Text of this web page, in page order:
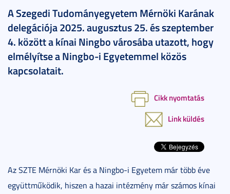
A Szegedi Tudományegyetem Mérnöki Karának
delegációja 2025. augusztus 25. és szeptember
4. között a kínai Ningbo városába utazott, hogy
elmélyítse a Ningbo-i Egyetemmel közös
kapcsolatait.
Cikk nyomtatás
Link küldés
Az SZTE Mérnöki Kar és a Ningbo-i Egyetem már több éve
együttműködik, hiszen a hazai intézmény már számos kínai